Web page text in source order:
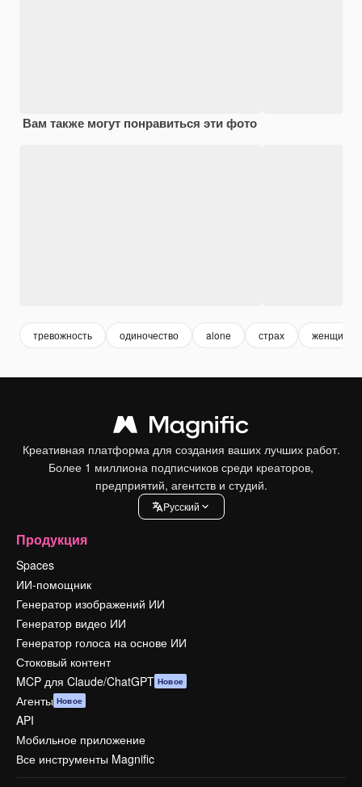
Вам также могут понравиться эти фото
тревожность одиночество alone страх женщина
Креативная платформа для создания ваших лучших работ.
Более 1 миллиона подписчиков среди креаторов,
предприятий, агентств и студий.
Pусский
Продукция
Spaces
ИИ-помощник
Генератор изображений ИИ
Генератор видео ИИ
Генератор голоса на основе ИИ
Стоковый контент
MCP для Claude/ChatGPT Новое
Агенты Новое
API
Мобильное приложение
Все инструменты Magnific